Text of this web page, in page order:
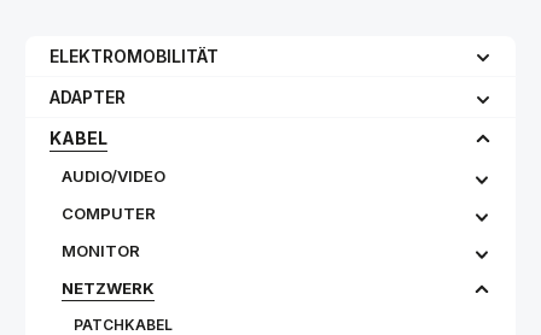
ELEKTROMOBILITÄT
ADAPTER
KABEL
AUDIO/VIDEO
COMPUTER
MONITOR
NETZWERK
PATCHKABEL